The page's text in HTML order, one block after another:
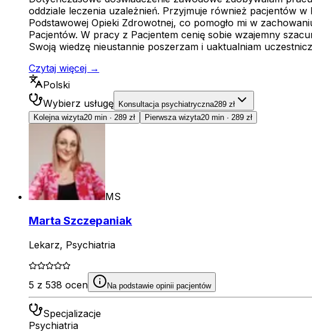
oddziale leczenia uzależnień. Przyjmuje również pacjentów
Podstawowej Opieki Zdrowotnej, co pomogło mi w
Pacjentów. W pracy z Pacjentem cenię sobie wzajemny
Swoją wiedzę nieustannie poszerzam i uaktualniam
Czytaj więcej →
Polski
Wybierz usługę
Konsultacja psychiatryczna289 zł
Kolejna wizyta20 min · 289 zł Pierwsza wizyta20 min · 289 zł
MS
Marta Szczepaniak
Lekarz, Psychiatria
5 z 538 ocen Na podstawie opinii pacjentów
Specjalizacje
Psychiatria